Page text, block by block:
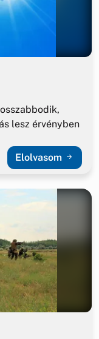
lesz érvényben
Elolvasom